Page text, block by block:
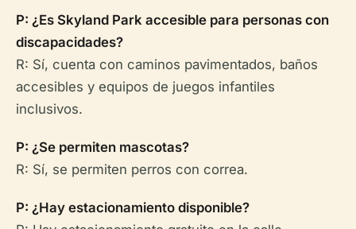
P: ¿Es Skyland Park accesible para personas con
discapacidades?
R: Sí, cuenta con caminos pavimentados, baños
accesibles y equipos de juegos infantiles
inclusivos.
P: ¿Se permiten mascotas?
R: Sí, se permiten perros con correa.
P: ¿Hay estacionamiento disponible?